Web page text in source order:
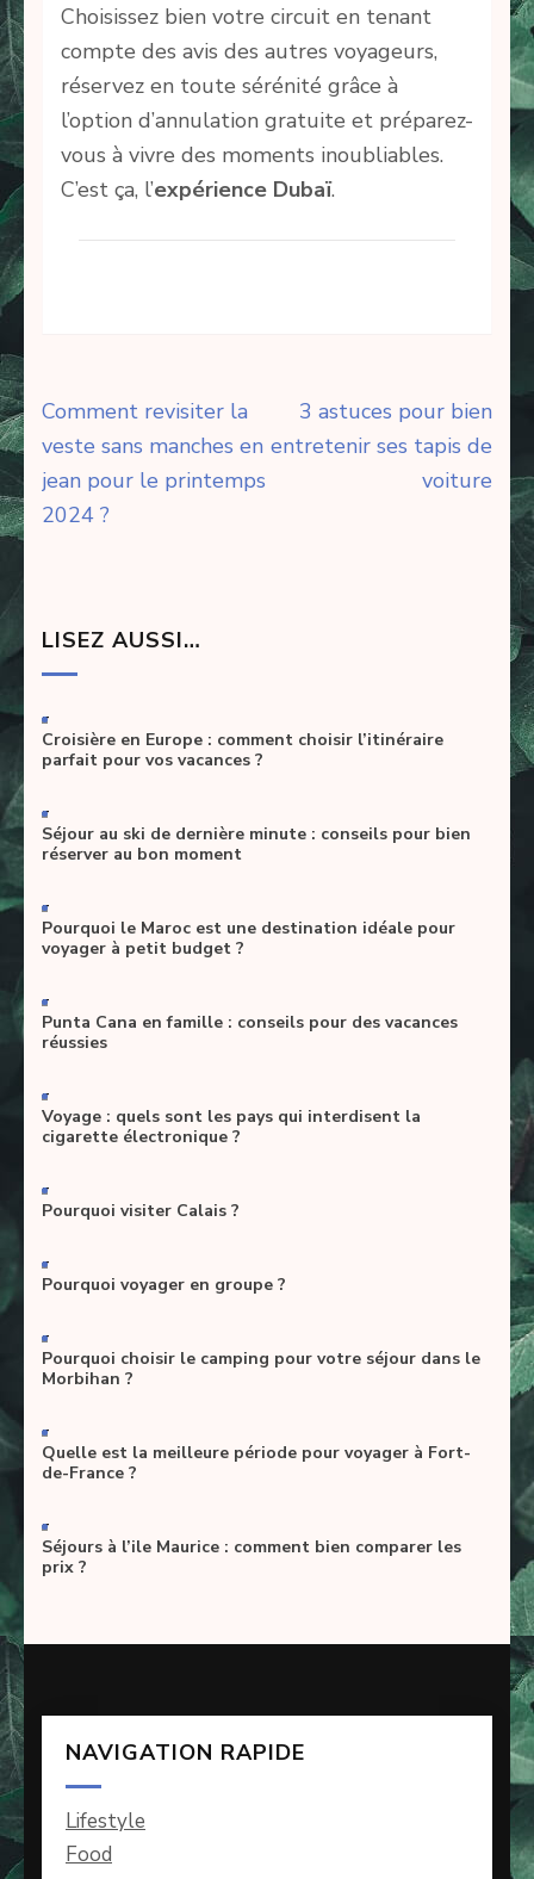
Choisissez bien votre circuit en tenant
compte des avis des autres voyageurs,
réservez en toute sérénité grâce à
l’option d’annulation gratuite et préparez-
vous à vivre des moments inoubliables.
C’est ça, l’expérience Dubaï.
Navigation
de
l’article
Comment revisiter la
veste sans manches en
jean pour le printemps
2024 ?
3 astuces pour bien
entretenir ses tapis de
voiture
LISEZ AUSSI…
-
Croisière en Europe : comment choisir l’itinéraire
parfait pour vos vacances ?
-
Séjour au ski de dernière minute : conseils pour bien
réserver au bon moment
-
Pourquoi le Maroc est une destination idéale pour
voyager à petit budget ?
-
Punta Cana en famille : conseils pour des vacances
réussies
-
Voyage : quels sont les pays qui interdisent la
cigarette électronique ?
-
Pourquoi visiter Calais ?
-
Pourquoi voyager en groupe ?
-
Pourquoi choisir le camping pour votre séjour dans le
Morbihan ?
-
Quelle est la meilleure période pour voyager à Fort-
de-France ?
-
Séjours à l’ile Maurice : comment bien comparer les
prix ?
NAVIGATION RAPIDE
Lifestyle
Food